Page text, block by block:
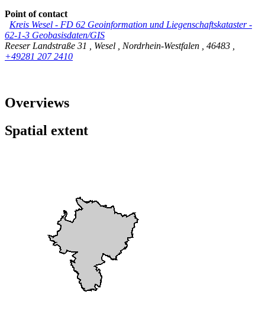
Point of contact
Kreis Wesel - FD 62 Geoinformation und Liegenschaftskataster -
62-1-3 Geobasisdaten/GIS
Reeser Landstraße 31 , Wesel , Nordrhein-Westfalen , 46483 ,
+49281 207 2410
Overviews
Spatial extent